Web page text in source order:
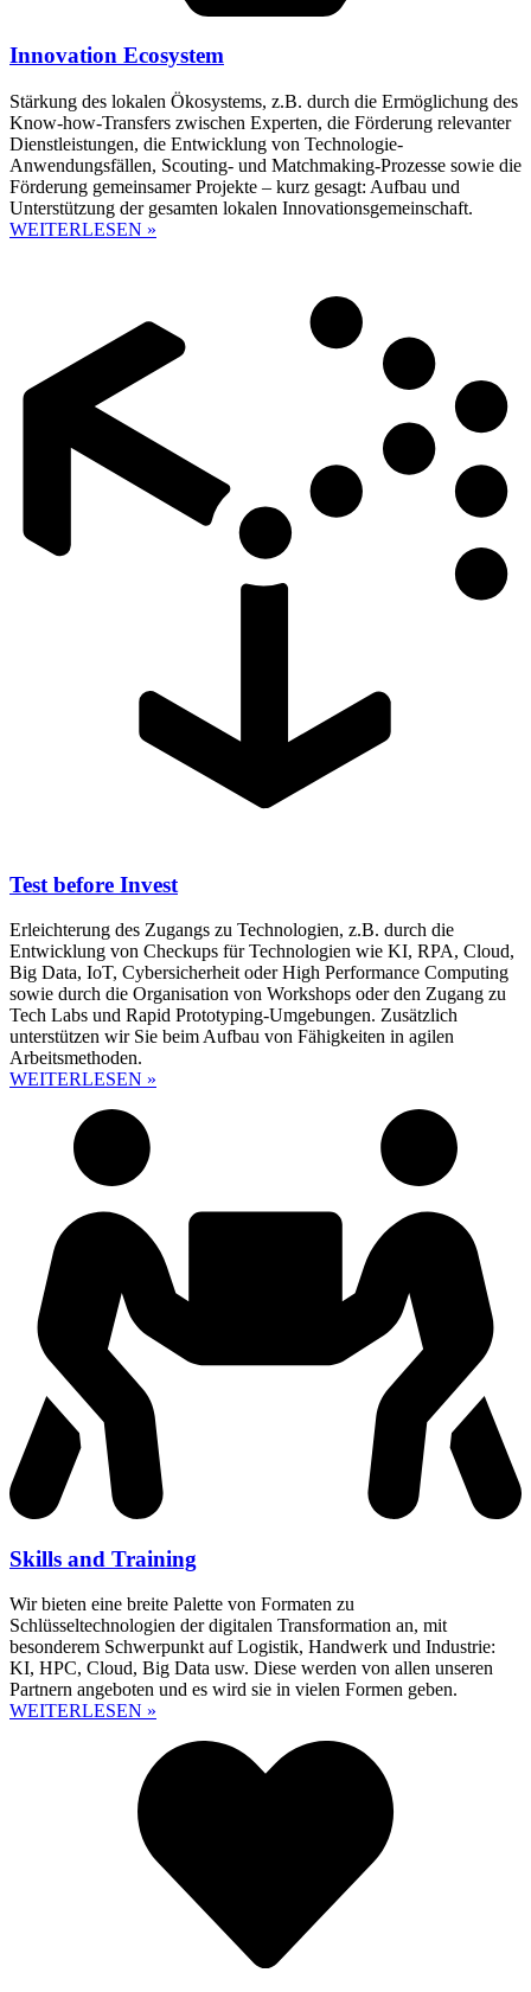
Innovation Ecosystem
Stärkung des lokalen Ökosystems, z.B. durch die Ermöglichung des
Know-how-Transfers zwischen Experten, die Förderung relevanter
Dienstleistungen, die Entwicklung von Technologie-
Anwendungsfällen, Scouting- und Matchmaking-Prozesse sowie die
Förderung gemeinsamer Projekte – kurz gesagt: Aufbau und
Unterstützung der gesamten lokalen Innovationsgemeinschaft.
WEITERLESEN »
Test before Invest
Erleichterung des Zugangs zu Technologien, z.B. durch die
Entwicklung von Checkups für Technologien wie KI, RPA, Cloud,
Big Data, IoT, Cybersicherheit oder High Performance Computing
sowie durch die Organisation von Workshops oder den Zugang zu
Tech Labs und Rapid Prototyping-Umgebungen. Zusätzlich
unterstützen wir Sie beim Aufbau von Fähigkeiten in agilen
Arbeitsmethoden.
WEITERLESEN »
Skills and Training
Wir bieten eine breite Palette von Formaten zu
Schlüsseltechnologien der digitalen Transformation an, mit
besonderem Schwerpunkt auf Logistik, Handwerk und Industrie:
KI, HPC, Cloud, Big Data usw. Diese werden von allen unseren
Partnern angeboten und es wird sie in vielen Formen geben.
WEITERLESEN »